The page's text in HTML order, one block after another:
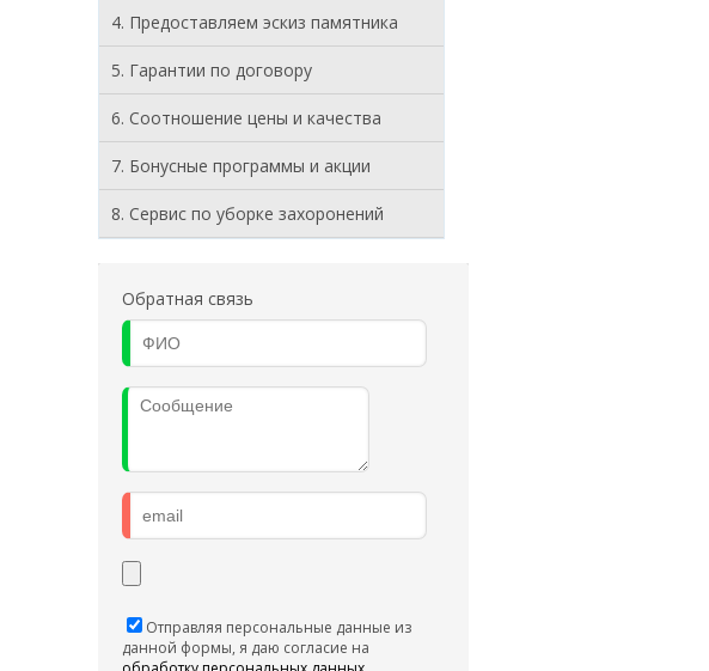
4. Предоставляем эскиз памятника
5. Гарантии по договору
6. Соотношение цены и качества
7. Бонусные программы и акции
8. Cервис по уборке захоронений
Обратная связь
Отправляя персональные данные из
данной формы, я даю согласие на